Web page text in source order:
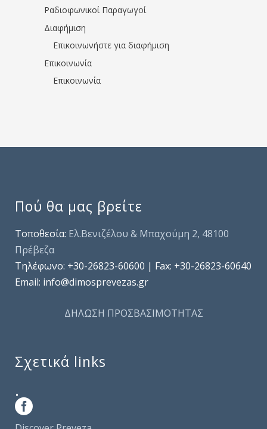
Ραδιοφωνικοί Παραγωγοί
Διαφήμιση
Επικοινωνήστε για διαφήμιση
Επικοινωνία
Επικοινωνία
Πού θα μας βρείτε
Τοποθεσία: Ελ.Βενιζέλου & Μπαχούμη 2, 48100
Πρέβεζα
Τηλέφωνo: +30-26823-60600 | Fax: +30-26823-60640
Email: info@dimosprevezas.gr
ΔΗΛΩΣΗ ΠΡΟΣΒΑΣΙΜΟΤΗΤΑΣ
Σχετικά links
.